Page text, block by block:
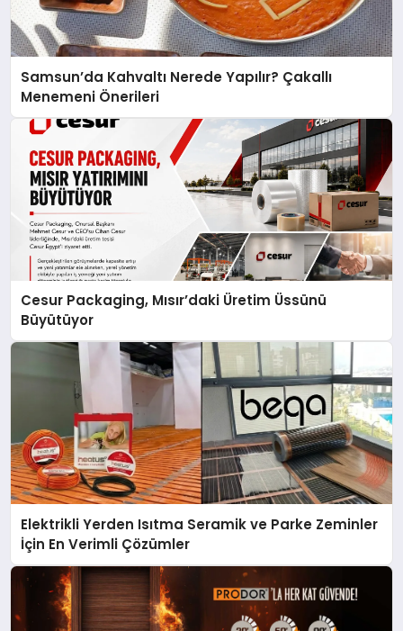
Samsun’da Kahvaltı Nerede Yapılır? Çakallı
Menemeni Önerileri
Cesur Packaging, Mısır’daki Üretim Üssünü
Büyütüyor
Elektrikli Yerden Isıtma Seramik ve Parke Zeminler
İçin En Verimli Çözümler